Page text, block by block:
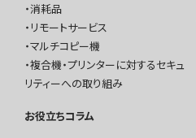
消耗品
リモートサービス
マルチコピー機
複合機・プリンターに対するセキュ
リティーへの取り組み
お役立ちコラム